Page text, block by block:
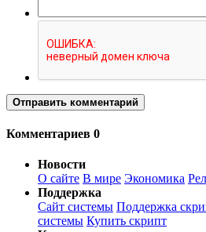
Отправить комментарий
Комментариев 0
Новости
О сайте В мире Экономика
Поддержка
Сайт системы Поддержка
системы Купить скрипт